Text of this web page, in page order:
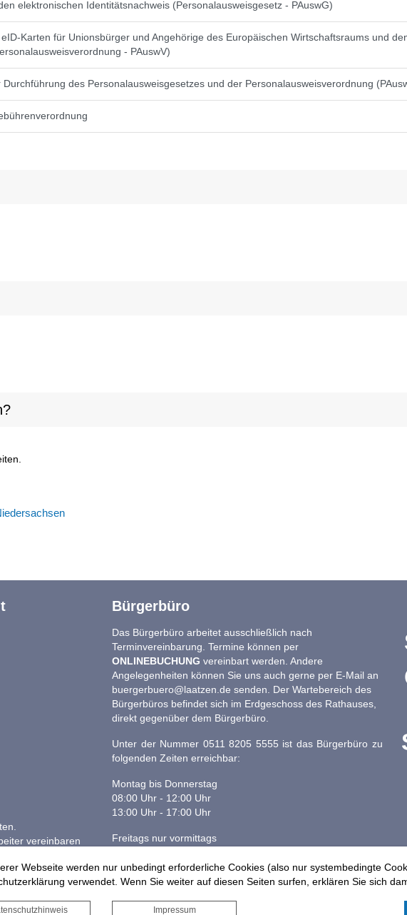
Webseite werden nur unbedingt erforderliche Cookies (also nur systembedingte
verwendet. Wenn Sie weiter auf diesen Seiten surfen, erklären Sie sich
Impressum
elektronischen Identitätsnachweis (Personalausweisgesetz - PAuswG)
Karten für Unionsbürger und Angehörige des Europäischen Wirtschaftsraums und
- PAuswV)
des Personalausweisgesetzes und der Personalausweisverordnung
vereinbaren
Bürgerbüro
Das Bürgerbüro arbeitet ausschließlich nach
Terminvereinbarung. Termine können per
ONLINEBUCHUNG vereinbart werden. Andere
Angelegenheiten können Sie uns auch gerne per E-Mail an
buergerbuero@laatzen.de senden. Der Wartebereich des
Bürgerbüros befindet sich im Erdgeschoss des Rathauses,
direkt gegenüber dem Bürgerbüro.
Unter der Nummer 0511 8205 5555 ist das Bürgerbüro zu
folgenden Zeiten erreichbar:
Montag bis Donnerstag
08:00 Uhr - 12:00 Uhr
13:00 Uhr - 17:00 Uhr
Freitags nur vormittags